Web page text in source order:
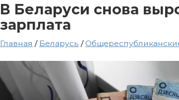
В Беларуси снова
зарплата
Главная / Беларусь /